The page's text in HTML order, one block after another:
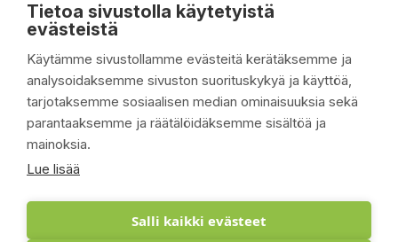
Tietoa sivustolla käytetyistä
evästeistä
Käytämme sivustollamme evästeitä kerätäksemme ja
analysoidaksemme sivuston suorituskykyä ja käyttöä,
tarjotaksemme sosiaalisen median ominaisuuksia sekä
parantaaksemme ja räätälöidäksemme sisältöä ja
mainoksia.
Lue lisää
Salli kaikki evästeet